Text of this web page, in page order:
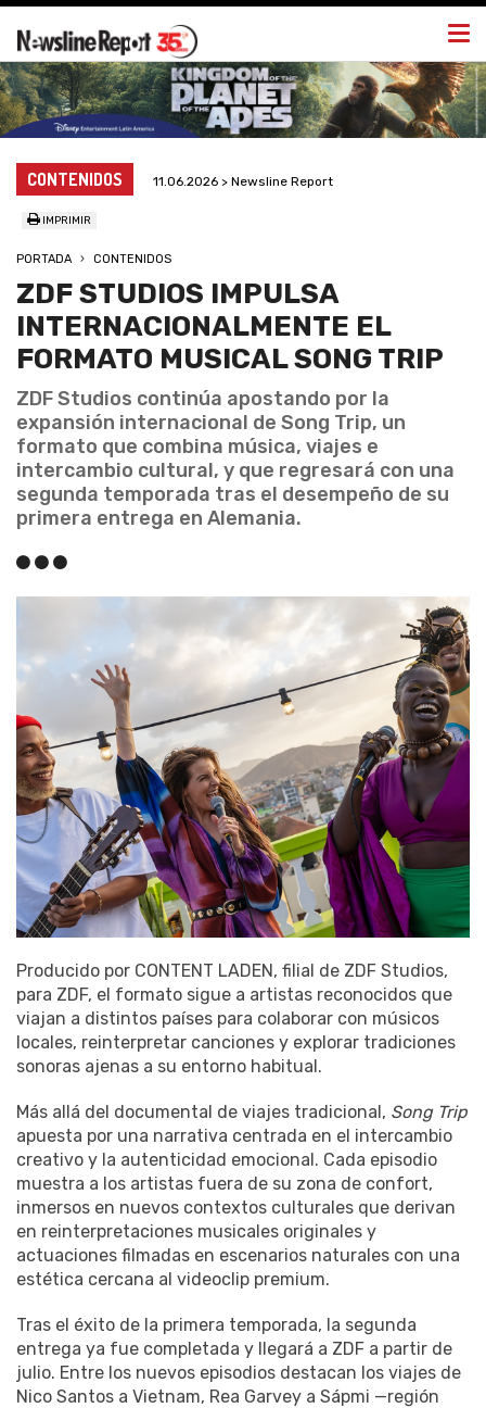
CONTENIDOS 11.06.2026 > Newsline Report
IMPRIMIR
PORTADA CONTENIDOS
ZDF STUDIOS IMPULSA
INTERNACIONALMENTE EL
FORMATO MUSICAL SONG TRIP
ZDF Studios continúa apostando por la
expansión internacional de Song Trip, un
formato que combina música, viajes e
intercambio cultural, y que regresará con una
segunda temporada tras el desempeño de su
primera entrega en Alemania.
Producido por CONTENT LADEN, filial de ZDF Studios,
para ZDF, el formato sigue a artistas reconocidos que
viajan a distintos países para colaborar con músicos
locales, reinterpretar canciones y explorar tradiciones
sonoras ajenas a su entorno habitual.
Más allá del documental de viajes tradicional, Song Trip
apuesta por una narrativa centrada en el intercambio
creativo y la autenticidad emocional. Cada episodio
muestra a los artistas fuera de su zona de confort,
inmersos en nuevos contextos culturales que derivan
en reinterpretaciones musicales originales y
actuaciones filmadas en escenarios naturales con una
estética cercana al videoclip premium.
Tras el éxito de la primera temporada, la segunda
entrega ya fue completada y llegará a ZDF a partir de
julio. Entre los nuevos episodios destacan los viajes de
Nico Santos a Vietnam, Rea Garvey a Sápmi —región